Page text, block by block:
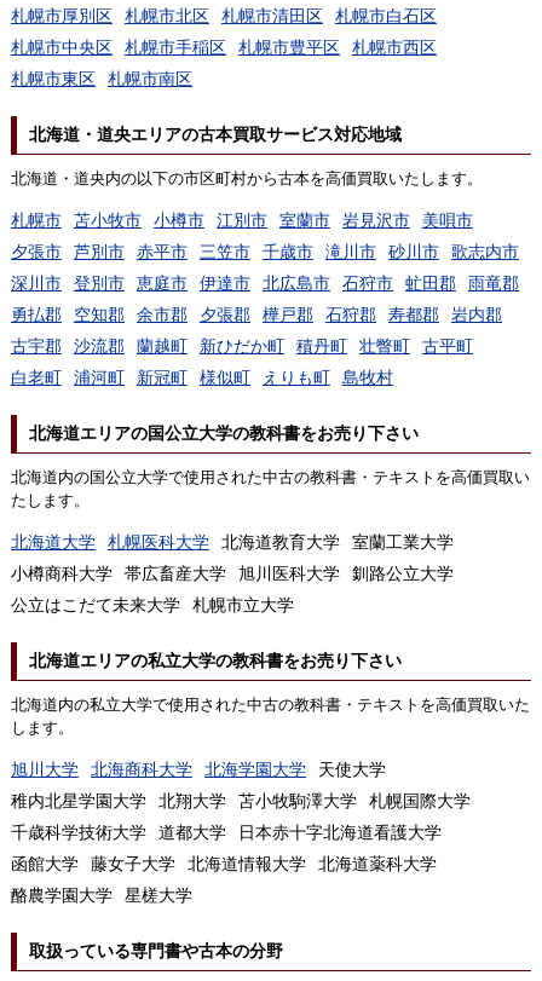
札幌市厚別区 札幌市北区 札幌市清田区
札幌市白石区
札幌市中央区
札幌市手稲区 札幌市豊平区
札幌市西区
札幌市東区
札幌市南区
北海道・道央エリアの古本買取サービス対応地域
北海道・道央内の以下の市区町村から古本を高価買取いたします。
札幌市 苫小牧市 小樽市 江別市 室蘭市 岩見沢市
美唄市
夕張市
芦別市 赤平市 三笠市 千歳市 滝川市 砂川市
歌志内市
深川市
登別市 恵庭市 伊達市 北広島市 石狩市 虻田郡
雨竜郡
勇払郡
空知郡 余市郡 夕張郡 樺戸郡 石狩郡 寿都郡
岩内郡
古宇郡
沙流郡 蘭越町 新ひだか町 積丹町 壮瞥町
古平町
白老町
浦河町 新冠町 様似町 えりも町 島牧村
北海道エリアの国公立大学の教科書をお売り下さい
北海道内の国公立大学で使用された中古の教科書・テキストを高価買取い
たします。
北海道大学 札幌医科大学 北海道教育大学
室蘭工業大学
小樽商科大学
帯広畜産大学 旭川医科大学
釧路公立大学
公立はこだて未来大学
札幌市立大学
北海道エリアの私立大学の教科書をお売り下さい
北海道内の私立大学で使用された中古の教科書・テキストを高価買取いた
します。
旭川大学 北海商科大学 北海学園大学
天使大学
稚内北星学園大学
北翔大学 苫小牧駒澤大学
札幌国際大学
千歳科学技術大学
道都大学
日本赤十字北海道看護大学
函館大学
藤女子大学 北海道情報大学
北海道薬科大学
酪農学園大学
星槎大学
取扱っている専門書や古本の分野